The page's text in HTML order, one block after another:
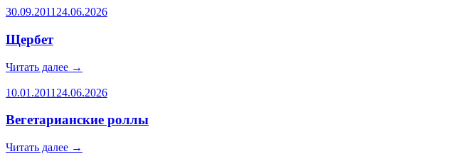
30.09.2011 24.06.2026
Щербет
Читать далее →
10.01.2011 24.06.2026
Вегетарианские роллы
Читать далее →